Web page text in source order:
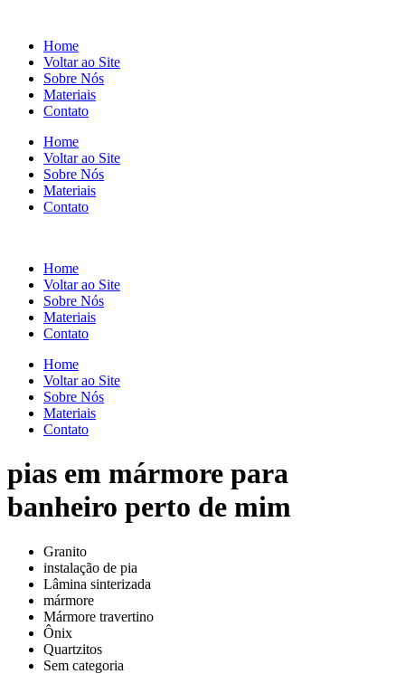
Home
Voltar ao Site
Sobre Nós
Materiais
Contato
Home
Voltar ao Site
Sobre Nós
Materiais
Contato
Home
Voltar ao Site
Sobre Nós
Materiais
Contato
Home
Voltar ao Site
Sobre Nós
Materiais
Contato
pias em mármore para
banheiro perto de mim
Granito
instalação de pia
Lâmina sinterizada
mármore
Mármore travertino
Ônix
Quartzitos
Sem categoria